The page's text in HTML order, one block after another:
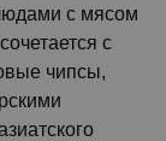
с мясом
с
чипсы,